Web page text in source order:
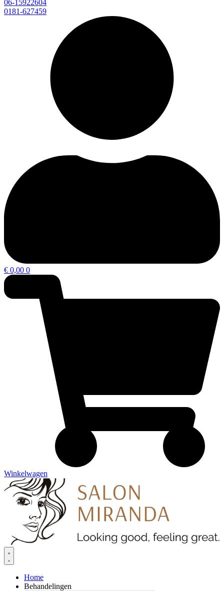
06-15922604
0181-627459
€ 0,00 0
Winkelwagen
Home
Behandelingen